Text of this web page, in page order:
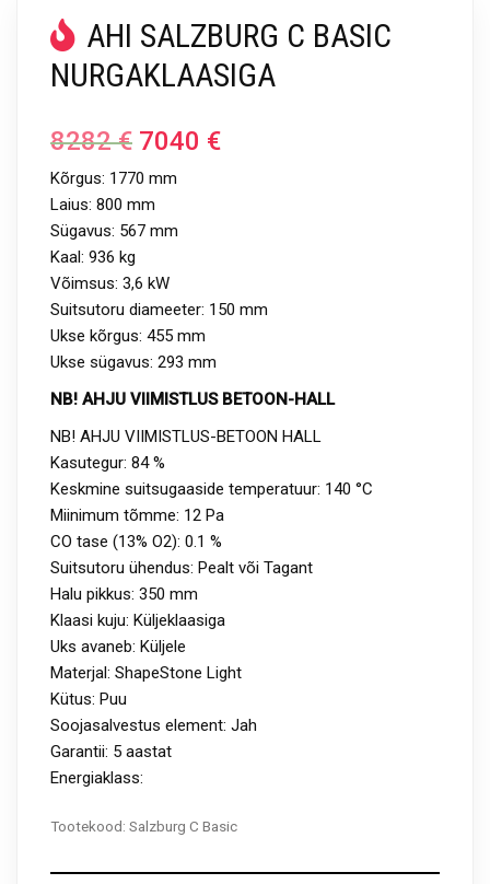
AHI SALZBURG C BASIC
NURGAKLAASIGA
8282€ 7040 €
Kõrgus: 1770 mm
Laius: 800 mm
Sügavus: 567 mm
Kaal: 936 kg
Võimsus: 3,6 kW
Suitsutoru diameeter: 150 mm
Ukse kõrgus: 455 mm
Ukse sügavus: 293 mm
NB! AHJU VIIMISTLUS BETOON-HALL
NB! AHJU VIIMISTLUS-BETOON HALL
Kasutegur: 84 %
Keskmine suitsugaaside temperatuur: 140 °C
Miinimum tõmme: 12 Pa
CO tase (13% O2): 0.1 %
Suitsutoru ühendus: Pealt või Tagant
Halu pikkus: 350 mm
Klaasi kuju: Küljeklaasiga
Uks avaneb: Küljele
Materjal: ShapeStone Light
Kütus: Puu
Soojasalvestus element: Jah
Garantii: 5 aastat
Energiaklass:
Tootekood: Salzburg C Basic